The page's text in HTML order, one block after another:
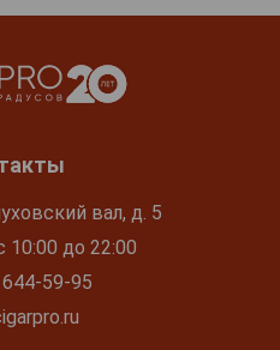
вал, д. 5
до 22:00
59-95